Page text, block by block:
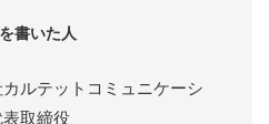
書いた人
ルテットコミュニケーシ
取締役